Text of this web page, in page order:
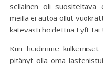
sellainen oli suositeltava
meillä ei autoa ollut
kätevästi hoidettua Lyft tai
Kun hoidimme
pitänyt olla oma